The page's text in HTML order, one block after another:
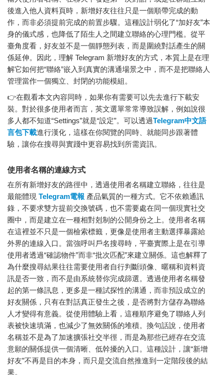
後進入他人資料頁時，新增好友往往只是一個順帶完成的動
作，而非必須提前完成的前置步驟。這種設計弱化了“加好友”本
身的儀式感，也降低了陌生人之間建立聯絡的心理門檻。從平
臺角度看，好友並不是一個靜態列表，而是圍繞對話產生的關
係延伸。因此，理解 Telegram 新增好友的方式，本質上是在理
解它如何把“聯絡”嵌入到真實的溝通場景之中，而不是把聯絡人
管理當作一個獨立、封閉的功能模組。
👉在觀看本文內容同時，如果你有需要可以先去進行下載安
裝。對於很多使用者而言，英文選單常常導致誤解，例如說很
多人都不知道“Settings”就是“設定”。可以透過Telegram中文語
言包下載進行漢化，這樣在你閱覽的同時、就能同步跟著體
驗，讓你在搜尋與實踐中更容易找到所需資訊。
使用者名稱的連線方式
在所有新增好友的路徑中，透過使用者名稱建立聯絡，往往是
最能體現 Telegram電報 產品氣質的一種方式。它不依賴通訊
錄，不要求雙方提前交換號碼，也不需要處在同一個現實社交
圈中，而是建立在一種相對剋制的公開身份之上。使用者名稱
在這裡並不只是一個檢索標籤，更像是使用者主動選擇暴露給
外界的連線入口。當強呼叫戶名搜尋時，平臺實際上是在引導
使用者透過“確認物件”而非“批次匹配”來建立關係。這也解釋了
為什麼搜尋結果往往需要使用者自行判斷頭像、暱稱和資料資
訊是否一致，而不是由系統替你完成篩選。透過使用者名稱發
起的第一條訊息，更多是一種試探性的溝通，而非預設成立的
好友關係，只有在對話真正發生之後，是否將對方儲存為聯絡
人才變得有意義。從使用體驗上看，這種順序避免了聯絡人列
表被快速填滿，也減少了無效關係的堆積。換句話說，使用者
名稱並不是為了加速擴張社交半徑，而是為那些已經存在交流
意願的關係提供一個清晰、低幹擾的入口。這種設計，讓“新增
好友”不再是目的本身，而只是交流自然推進到一定階段後的結
果。